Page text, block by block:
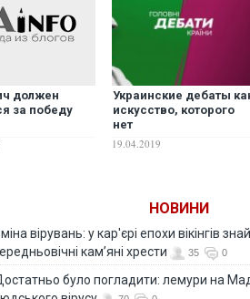
должен
за победу
Украинские дебаты
искусство, которого
нет
19.04.2019
НОВИНИ
вірувань: у кар'єрі епохи вікінгів
кам’яні хрести
35 0
було погладити: лемури на